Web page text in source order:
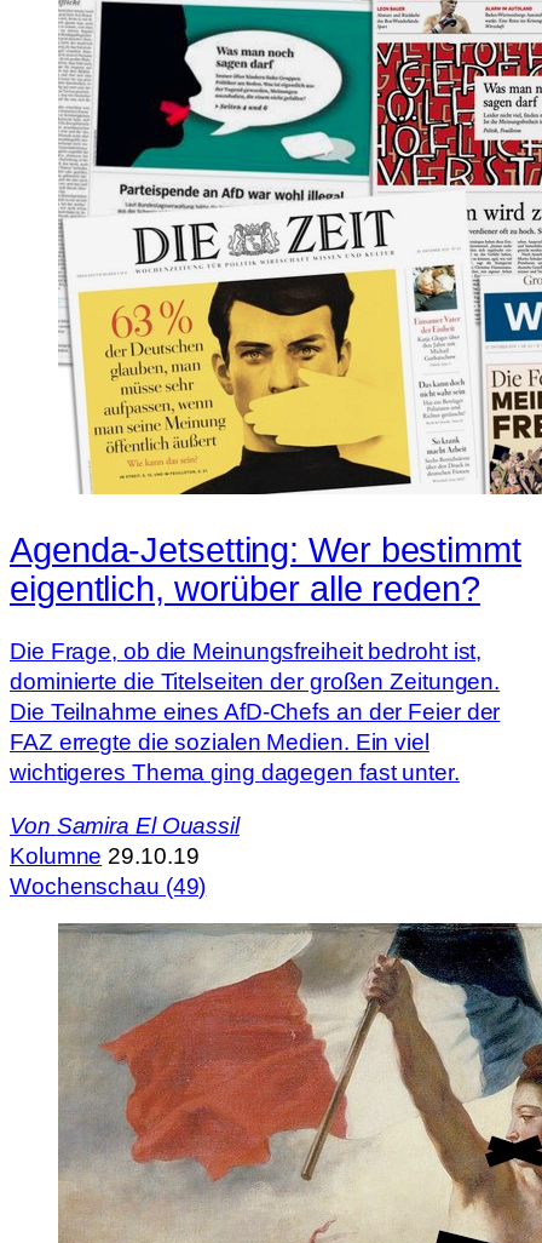
Agenda-Jetsetting: Wer bestimmt
eigentlich, worüber alle reden?
Die Frage, ob die Meinungsfreiheit bedroht ist,
dominierte die Titelseiten der großen Zeitungen.
Die Teilnahme eines AfD-Chefs an der Feier der
FAZ erregte die sozialen Medien. Ein viel
wichtigeres Thema ging dagegen fast unter.
Von Samira El Ouassil
Kolumne 29.10.19
Wochenschau (49)